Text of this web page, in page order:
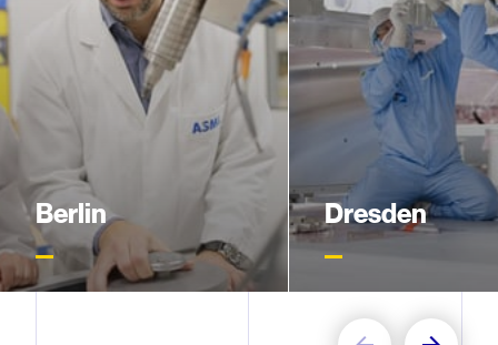
Berlin
In Berlin entwickeln und
fertigen wir wichtige
Dresden
In Dresden befindet
Deutschland.